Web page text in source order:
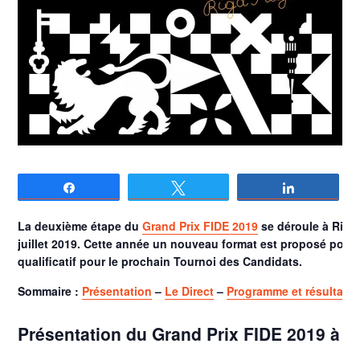
La deuxième étape duGrand Prix FIDE 2019 se déroule à
juillet 2019. Cette année un nouveau format est proposé
qualificatif pour le prochain Tournoi des Candidats.
Sommaire : Présentation – Le Direct– Programme et résultats
Présentation du Grand Prix FIDE 2019 à